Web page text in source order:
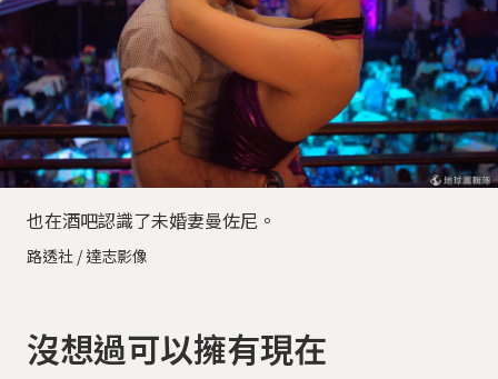
也在酒吧認識了未婚妻曼佐尼。
路透社 / 達志影像
沒想過可以擁有現在